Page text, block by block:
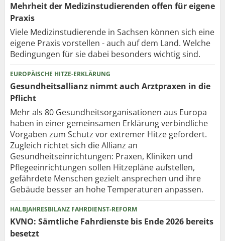
Mehrheit der Medizinstudierenden offen für eigene
Praxis
Viele Medizinstudierende in Sachsen können sich eine
eigene Praxis vorstellen - auch auf dem Land. Welche
Bedingungen für sie dabei besonders wichtig sind.
EUROPÄISCHE HITZE-ERKLÄRUNG
Gesundheitsallianz nimmt auch Arztpraxen in die
Pflicht
Mehr als 80 Gesundheits­organisationen aus Europa
haben in einer gemeinsamen Erklärung verbindliche
Vorgaben zum Schutz vor extremer Hitze gefordert.
Zugleich richtet sich die Allianz an
Gesundheitseinrichtungen: Praxen, Kliniken und
Pflegeeinrichtungen sollen Hitzepläne aufstellen,
gefährdete Menschen gezielt ansprechen und ihre
Gebäude besser an hohe Temperaturen anpassen.
HALBJAHRESBILANZ FAHRDIENST-REFORM
KVNO: Sämtliche Fahrdienste bis Ende 2026 bereits
besetzt